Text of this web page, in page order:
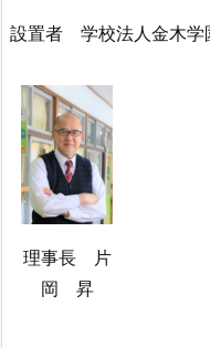
設置者 学校法人金木
理事長 片
岡 昇